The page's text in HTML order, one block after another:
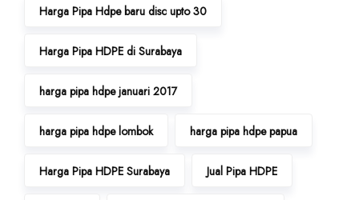
Harga Pipa Hdpe baru disc upto 30
Harga Pipa HDPE di Surabaya
harga pipa hdpe januari 2017
harga pipa hdpe lombok harga pipa hdpe papua
Harga Pipa HDPE Surabaya Jual Pipa HDPE